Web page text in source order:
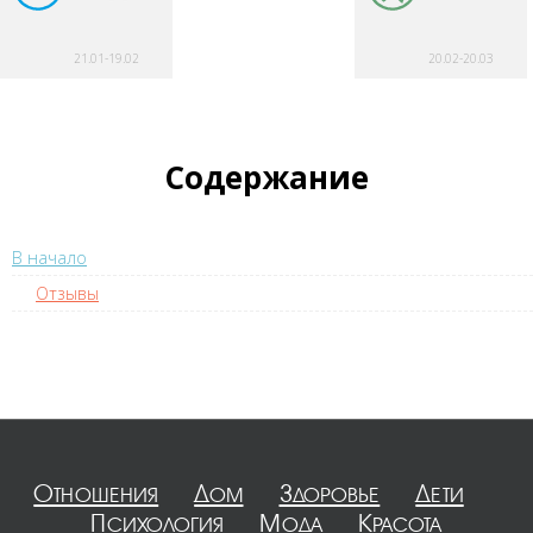
21.01-19.02 20.02-20.03
Содержание
В начало
Отзывы
Отношения Дом Здоровье
Дети
Психология
Мода Красота